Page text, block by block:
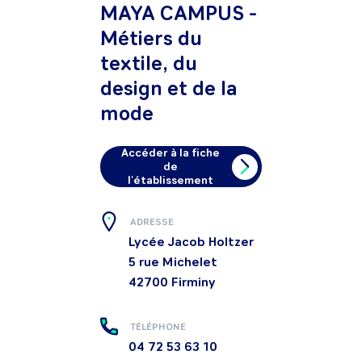
MAYA CAMPUS -
Métiers du
textile, du
design et de la
mode
Accéder à la fiche
de
l'établissement
ADRESSE
Lycée Jacob Holtzer
5 rue Michelet
42700 Firminy
TÉLÉPHONE
04 72 53 63 10